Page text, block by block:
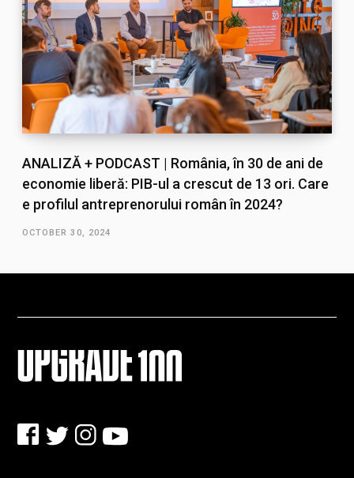
ANALIZĂ + PODCAST | România, în 30 de ani de
economie liberă: PIB-ul a crescut de 13 ori. Care
e profilul antreprenorului român în 2024?
OCTOBER 30, 2024